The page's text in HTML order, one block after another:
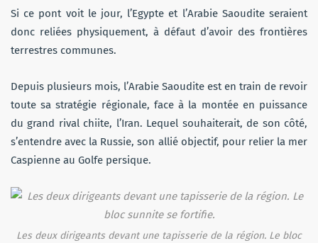
Si ce pont voit le jour, l’Egypte et l’Arabie Saoudite seraient
donc reliées physiquement, à défaut d’avoir des frontières
terrestres communes.
Depuis plusieurs mois, l’Arabie Saoudite est en train de revoir
toute sa stratégie régionale, face à la montée en puissance
du grand rival chiite, l’Iran. Lequel souhaiterait, de son côté,
s’entendre avec la Russie, son allié objectif, pour relier la mer
Caspienne au Golfe persique.
Les deux dirigeants devant une tapisserie de la région. Le bloc